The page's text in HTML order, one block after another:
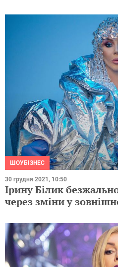
ШОУБІЗНЕС
30 грудня 2021, 10:50
Ірину Білик
через зміни у